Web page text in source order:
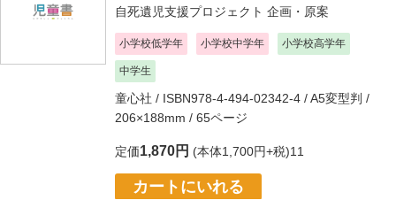
自死遺児支援プロジェクト 企画・原案
小学校低学年 小学校中学年 小学校高学年
中学生
童心社 / ISBN978-4-494-02342-4 / A5変型判 /
206×188mm / 65ページ
定価1,870円 (本体1,700円+税)11
カートにいれる